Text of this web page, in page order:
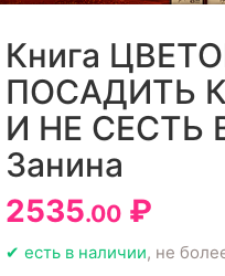
Книга
ПОСАДИТЬ
И НЕ СЕСТЬ
Занина
2535.00₽
✔ есть в наличии, не